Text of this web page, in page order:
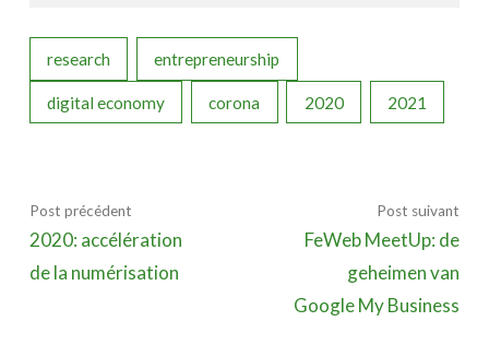
research entrepreneurship
digital economy corona 2020 2021
Post précédent
2020: accélération
de la numérisation
Post suivant
FeWeb MeetUp: de
geheimen van
Google My Business